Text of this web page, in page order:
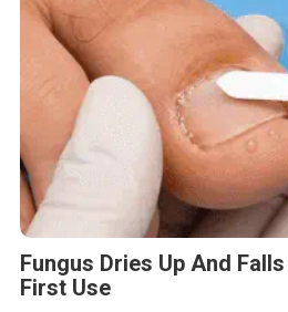
Fungus Dries Up And
First Use